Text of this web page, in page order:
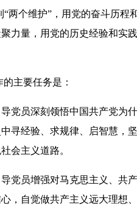
“两个维护”，用党的奋斗历
力量，用党的历史经验和实
主要任务是：
员深刻领悟中国共产党为
寻经验、求规律、启智慧，
会主义道路。
员增强对马克思主义、共产
，自觉做共产主义远大理想